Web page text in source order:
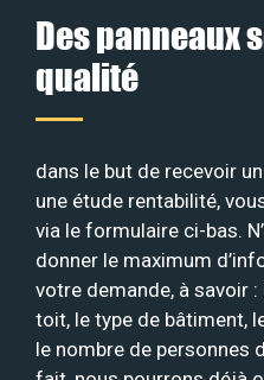
Des panneaux
qualité
dans le but de recevoir
une étude rentabilité,
via le formulaire ci-bas.
donner le maximum
votre demande, à savoir
toit, le type de bâtiment,
le nombre de personnes